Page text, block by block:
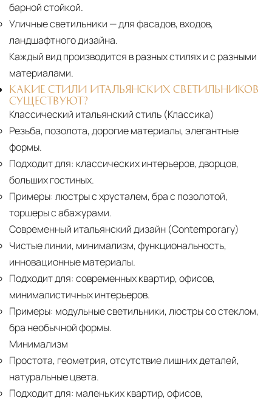
барной стойкой.
Уличные светильники — для фасадов, входов,
ландшафтного дизайна.
Каждый вид производится в разных стилях и с разными
материалами.
КАКИЕ СТИЛИ ИТАЛЬЯНСКИХ СВЕТИЛЬНИКОВ
СУЩЕСТВУЮТ?
Классический итальянский стиль (Классика)
Резьба, позолота, дорогие материалы, элегантные
формы.
Подходит для: классических интерьеров, дворцов,
больших гостиных.
Примеры: люстры с хрусталем, бра с позолотой,
торшеры с абажурами.
Современный итальянский дизайн (Contemporary)
Чистые линии, минимализм, функциональность,
инновационные материалы.
Подходит для: современных квартир, офисов,
минималистичных интерьеров.
Примеры: модульные светильники, люстры со стеклом,
бра необычной формы.
Минимализм
Простота, геометрия, отсутствие лишних деталей,
натуральные цвета.
Подходит для: маленьких квартир, офисов,